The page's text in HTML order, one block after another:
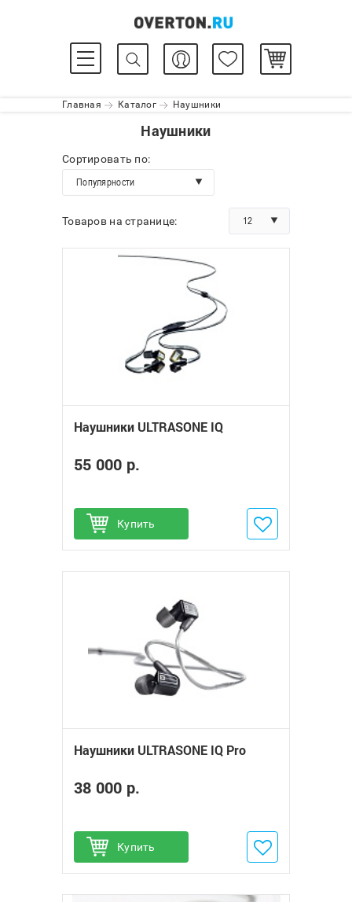
Главная Каталог Наушники
Наушники
Сортировать по:
Популярности
Товаров на странице: 12
Наушники ULTRASONE IQ
55 000 р.
Купить
Добавить в избранное
Наушники ULTRASONE IQ Pro
38 000 р.
Купить
Добавить в избранное